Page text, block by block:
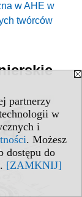
partnerzy
w
i
. Możesz
dostępu do
[ZAMKNIJ]
w AHE w
twórców